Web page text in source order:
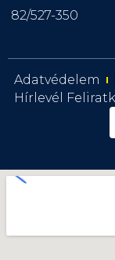
82/527-350
Adatvédelem
Hírlevél